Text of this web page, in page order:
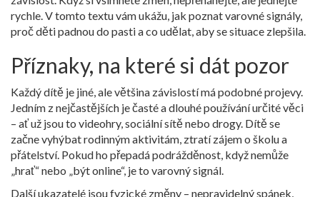
rychle. V tomto textu vám ukážu, jak poznat varovné signály,
proč děti padnou do pasti a co udělat, aby se situace zlepšila.
Příznaky, na které si dát pozor
Každý dítě je jiné, ale většina závislostí má podobné projevy.
Jedním z nejčastějších je časté a dlouhé používání určité věci
– ať už jsou to videohry, sociální sítě nebo drogy. Dítě se
začne vyhýbat rodinným aktivitám, ztratí zájem o školu a
přátelství. Pokud ho přepadá podrážděnost, když nemůže
„hrať“ nebo „být online“, je to varovný signál.
Další ukazatelé jsou fyzické změny – nepravidelný spánek,